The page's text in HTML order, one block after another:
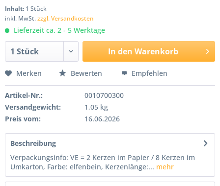
Inhalt: 1 Stück
inkl. MwSt.zzgl. Versandkosten
Lieferzeit ca. 2 - 5 Werktage
In den Warenkorb
Merken Bewerten Empfehlen
Artikel-Nr.:
0010700300
Versandgewicht:
1,05 kg
Preis vom:
16.06.2026
Beschreibung
Verpackungsinfo: VE = 2 Kerzen im Papier / 8 Kerzen im
Umkarton, Farbe: elfenbein, Kerzenlänge:... mehr